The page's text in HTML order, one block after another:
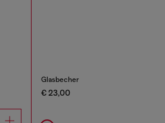
Glasbecher
€ 23,00